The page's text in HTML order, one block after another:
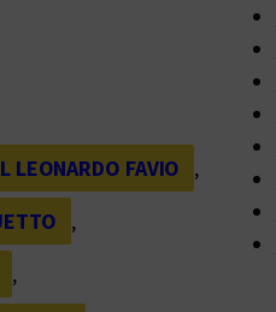
LEONARDO FAVIO
,
,
,